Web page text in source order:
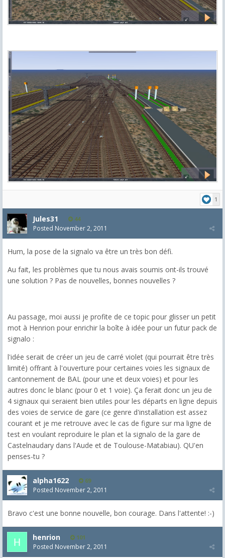
1
Jules31 44
Posted November 2, 2011
Hum, la pose de la signalo va être un très bon défi.
Au fait, les problèmes que tu nous avais soumis ont-ils trouvé
une solution ? Pas de nouvelles, bonnes nouvelles ?
Au passage, moi aussi je profite de ce topic pour glisser un petit
mot à Henrion pour enrichir la boîte à idée pour un futur pack de
signalo :
l'idée serait de créer un jeu de carré violet (qui pourrait être très
limité) offrant à l'ouverture pour certaines voies les signaux de
cantonnement de BAL (pour une et deux voies) et pour les
autres donc le blanc (pour 0 et 1 voie). Ça ferait donc un jeu de
4 signaux qui seraient bien utiles pour les départs en ligne depuis
des voies de service de gare (ce genre d'installation est assez
courant et je me retrouve avec le cas de figure sur ma ligne de
test en voulant reproduire le plan et la signalo de la gare de
Castelnaudary dans l'Aude et de Toulouse-Matabiau). QU'en
penses-tu ?
alpha1622 69
Posted November 2, 2011
Bravo c'est une bonne nouvelle, bon courage. Dans l'attente! :-)
henrion 101
Posted November 2, 2011